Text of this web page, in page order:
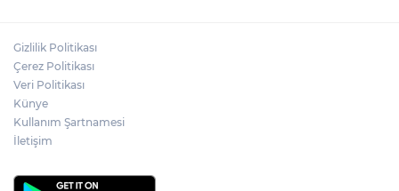
Gizlilik Politikası
Çerez Politikası
Veri Politikası
Künye
Kullanım Şartnamesi
İletişim